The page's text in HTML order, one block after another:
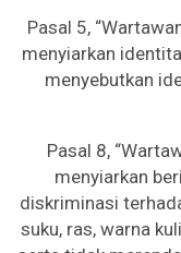
Pasal 5,
menyiarkan
menyebutkan
Pasal 8,
menyiarkan
diskriminasi
suku, ras, warna